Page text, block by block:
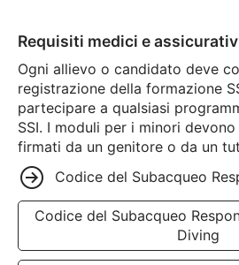
Requisiti medici e
Ogni allievo o candidato deve
registrazione della formazione
partecipare a qualsiasi
SSI. I moduli per i minori
firmati da un genitore o da un
Codice del Subacqueo
Codice del Subacqueo
Diving